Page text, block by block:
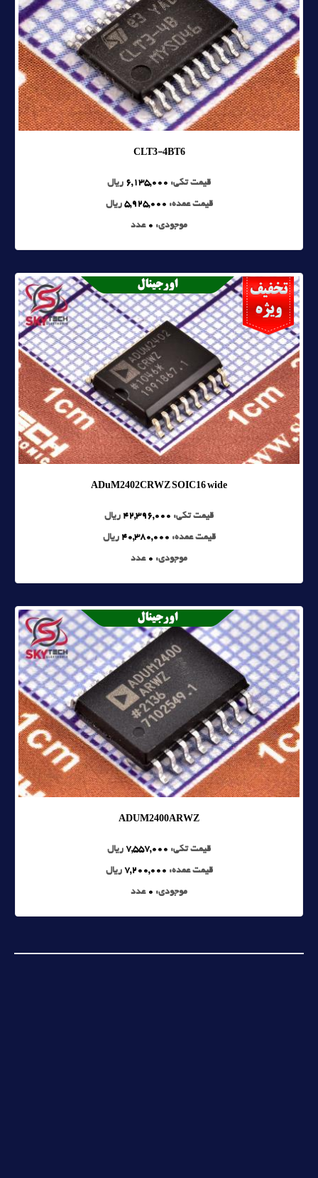
CLT3-4BT6
قیمت تکی: 6,135,000 ریال
قیمت عمده: 5,925,000 ریال
موجودی: 0 عدد
ADuM2402CRWZ SOIC16 wide
قیمت تکی: 42,396,000 ریال
قیمت عمده: 40,380,000 ریال
موجودی: 0 عدد
ADUM2400ARWZ
قیمت تکی: 7,557,000 ریال
قیمت عمده: 7,200,000 ریال
موجودی: 0 عدد